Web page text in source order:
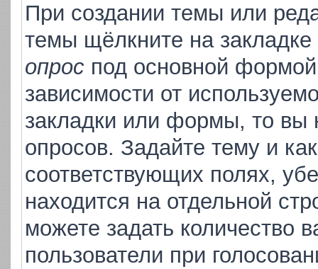
При создании темы или
темы щёлкните на
опрос под основной
зависимости от
закладки или формы, то вы
опросов. Задайте тему и
соответствующих полях,
находится на отдельной
можете задать количество
пользователи при